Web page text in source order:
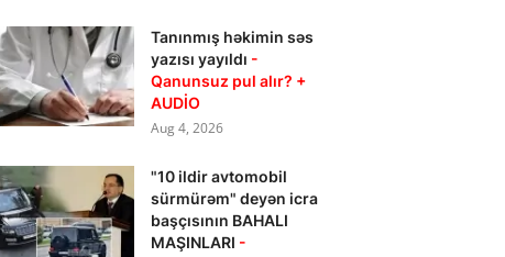
Tanınmış həkimin səs
yazısı yayıldı -
Qanunsuz pul alır? +
AUDİO
Aug 4, 2026
"10 ildir avtomobil
sürmürəm" deyən icra
başçısının BAHALI
MAŞINLARI -